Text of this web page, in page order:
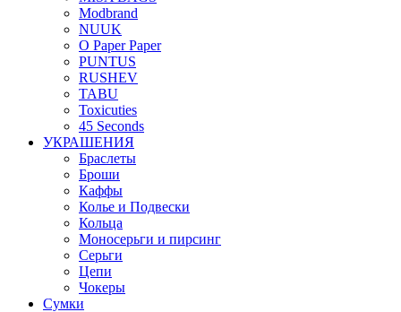
Modbrand
NUUK
O Paper Paper
PUNTUS
RUSHEV
TABU
Toxicuties
45 Seconds
УКРАШЕНИЯ
Браслеты
Броши
Каффы
Колье и Подвески
Кольца
Моносерьги и пирсинг
Серьги
Цепи
Чокеры
Сумки